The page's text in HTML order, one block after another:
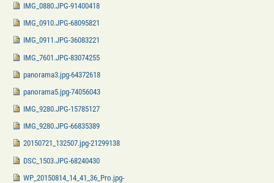
IMG_0880.JPG-91400418
IMG_0910.JPG-68095821
IMG_0911.JPG-36083221
IMG_7601.JPG-83074255
panorama3.jpg-64372618
panorama5.jpg-74056043
IMG_9280.JPG-15785127
IMG_9280.JPG-66835389
20150721_132507.jpg-21299138
DSC_1503.JPG-68240430
WP_20150814_14_41_36_Pro.jpg-